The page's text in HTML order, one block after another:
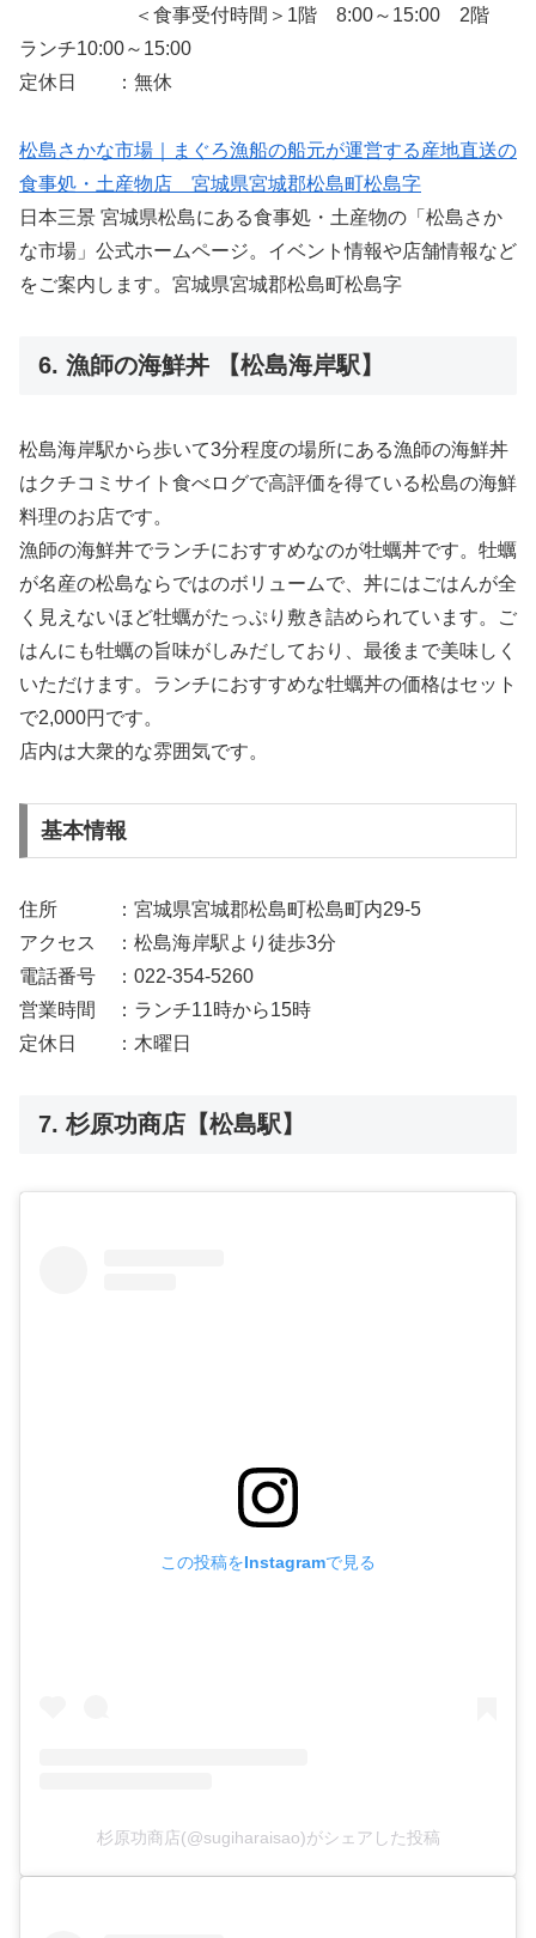
＜食事受付時間＞1階 8:00～15:00 2階
ランチ10:00～15:00
定休日 ：無休
松島さかな市場｜まぐろ漁船の船元が運営する産地直送の
食事処・土産物店 宮城県宮城郡松島町松島字
日本三景 宮城県松島にある食事処・土産物の「松島さか
な市場」公式ホームページ。イベント情報や店舗情報など
をご案内します。宮城県宮城郡松島町松島字
6. 漁師の海鮮丼 【松島海岸駅】
松島海岸駅から歩いて3分程度の場所にある漁師の海鮮丼
はクチコミサイト食べログで高評価を得ている松島の海鮮
料理のお店です。
漁師の海鮮丼でランチにおすすめなのが牡蠣丼です。牡蠣
が名産の松島ならではのボリュームで、丼にはごはんが全
く見えないほど牡蠣がたっぷり敷き詰められています。ご
はんにも牡蠣の旨味がしみだしており、最後まで美味しく
いただけます。ランチにおすすめな牡蠣丼の価格はセット
で2,000円です。
店内は大衆的な雰囲気です。
基本情報
住所 ：宮城県宮城郡松島町松島町内29-5
アクセス ：松島海岸駅より徒歩3分
電話番号 ：022-354-5260
営業時間 ：ランチ11時から15時
定休日 ：木曜日
7. 杉原功商店【松島駅】
この投稿をInstagramで見る
杉原功商店(@sugiharaisao)がシェアした投稿